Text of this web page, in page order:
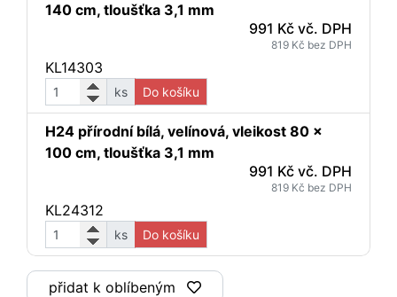
140 cm, tloušťka 3,1 mm
991 Kč vč. DPH
819 Kč bez DPH
KL14303
ks Do košíku
H24 přírodní bílá, velínová, vleikost 80 x
100 cm, tloušťka 3,1 mm
991 Kč vč. DPH
819 Kč bez DPH
KL24312
ks Do košíku
přidat k oblíbeným